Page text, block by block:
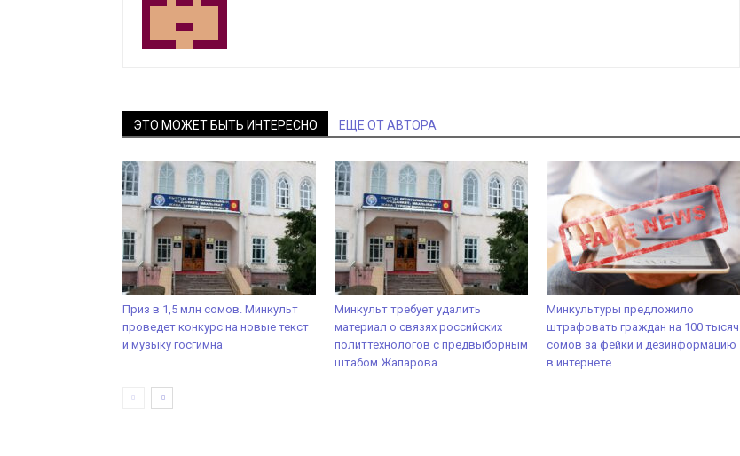
ЭТО МОЖЕТ БЫТЬ ИНТЕРЕСНО ЕЩЕ ОТ АВТОРА
Приз в 1,5 млн сомов. Минкульт
проведет конкурс на новые текст
и музыку госгимна
Минкульт требует удалить
материал о связях российских
политтехнологов с предвыборным
штабом Жапарова
Минкультуры предложило
штрафовать граждан на 100 тысяч
сомов за фейки и дезинформацию
в интернете